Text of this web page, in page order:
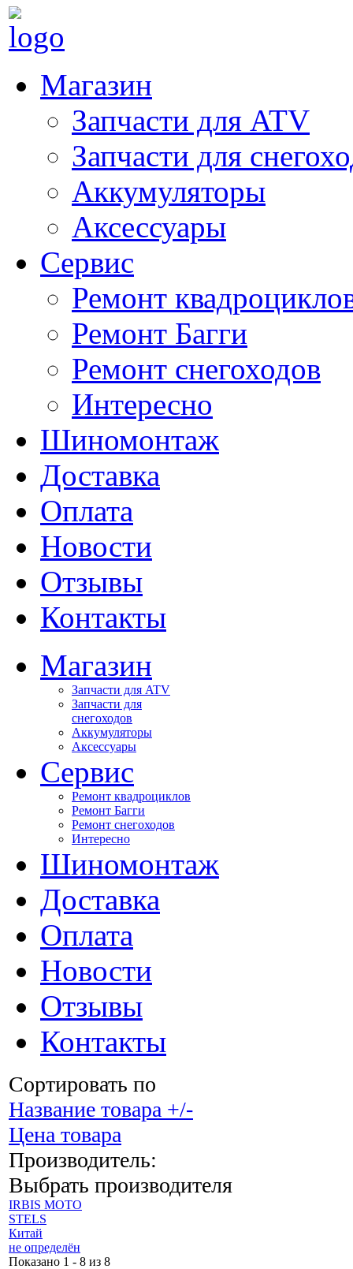
Магазин
Запчасти для ATV
Запчасти для
Аккумуляторы
Аксессуары
Сервис
Ремонт
Ремонт Багги
Ремонт снегоходов
Интересно
Шиномонтаж
Доставка
Оплата
Новости
Отзывы
Контакты
Магазин
Запчасти для ATV
Запчасти для
снегоходов
Аккумуляторы
Аксессуары
Сервис
Ремонт квадроциклов
Ремонт Багги
Ремонт снегоходов
Интересно
Шиномонтаж
Доставка
Оплата
Новости
Отзывы
Контакты
Сортировать по
Название товара +/-
Цена товара
Производитель:
Выбрать производителя
IRBIS MOTO
STELS
Китай
не определён
Показано 1 - 8 из 8